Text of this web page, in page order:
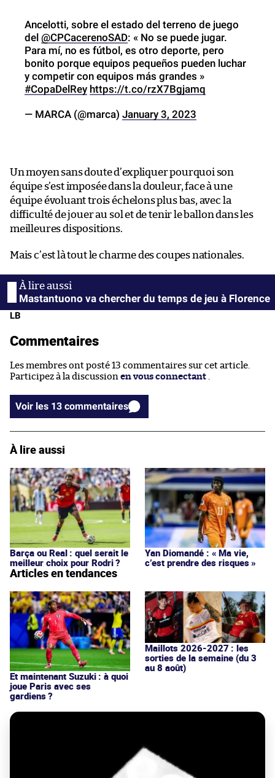
Ancelotti, sobre el estado del terreno de juego
del @CPCacerenoSAD: « No se puede jugar.
Para mí, no es fútbol, es otro deporte, pero
bonito porque equipos pequeños pueden luchar
y competir con equipos más grandes »
#CopaDelRey https://t.co/rzX7Bgjamq
— MARCA (@marca) January 3, 2023
Un moyen sans doute d’expliquer pourquoi son
équipe s’est imposée dans la douleur, face à une
équipe évoluant trois échelons plus bas, avec la
difficulté de jouer au sol et de tenir le ballon dans les
meilleures dispositions.
Mais c’est là tout le charme des coupes nationales.
Mastantuono va chercher du temps de jeu à Florence
LB
Commentaires
Les membres ont posté 13 commentaires sur cet article.
Participez à la discussion en vous connectant
Voir les 13 commentaires
À lire aussi
Barça ou Real : quel serait le
meilleur choix pour Rodri ?
Yan Diomandé : « Ma vie,
c’est prendre des risques »
Articles en tendances
Et maintenant Suzuki : à quoi
joue Paris avec ses
gardiens ?
Maillots 2026-2027 : les
sorties de la semaine (du 3
au 8 août)